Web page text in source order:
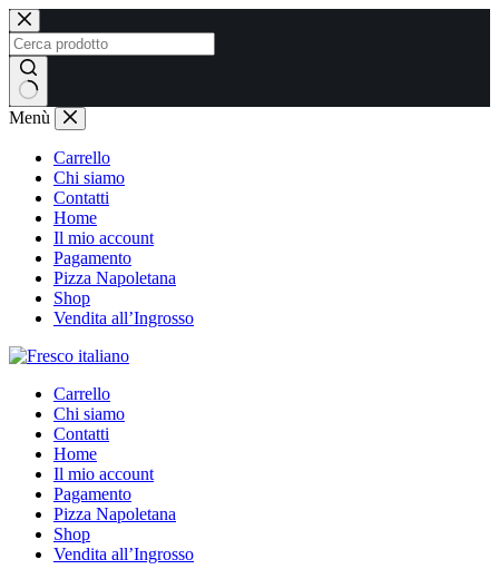
Salta
al
contenuto
Nessun
risultato
Menù
Carrello
Chi siamo
Contatti
Home
Il mio account
Pagamento
Pizza Napoletana
Shop
Vendita all’Ingrosso
Carrello
Chi siamo
Contatti
Home
Il mio account
Pagamento
Pizza Napoletana
Shop
Vendita all’Ingrosso